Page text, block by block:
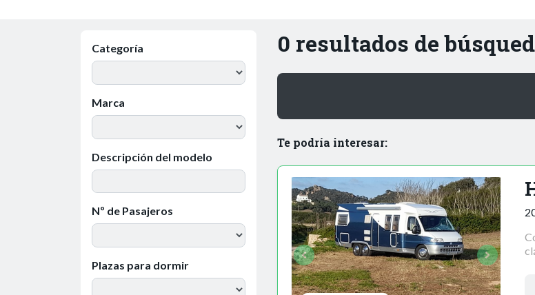
Categoría
Marca
Descripción del modelo
Nº de Pasajeros
Plazas para dormir
0 resultados de
Te podría interesar: